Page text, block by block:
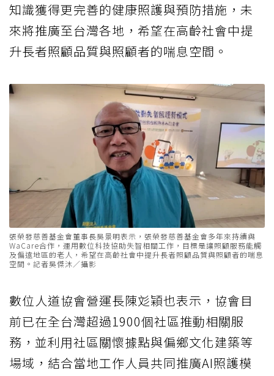
知識獲得更完善的健康照護與預防措施，未
來將推廣至台灣各地，希望在高齡社會中提
升長者照顧品質與照顧者的喘息空間。
張榮發慈善基金會董事長吳景明表示，張榮發慈善基金會多年來持續與
WaCare合作，運用數位科技協助失智相關工作，目標是讓照顧服務能觸
及偏遠地區的老人，希望在高齡社會中提升長者照顧品質與照顧者的喘息
空間。記者吳傑沐／攝影
數位人道協會營運長陳彣穎也表示，協會目
前已在全台灣超過1900個社區推動相關服
務，並利用社區關懷據點與偏鄉文化建築等
場域，結合當地工作人員共同推廣AI照護模